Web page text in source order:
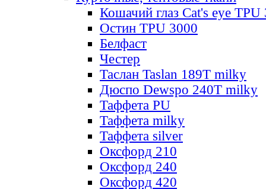
Кошачий глаз Cat's eye TPU
Остин TPU 3000
Белфаст
Честер
Таслан Taslan 189T milky
Дюспо Dewspo 240T milky
Таффета PU
Таффета milky
Таффета silver
Оксфорд 210
Оксфорд 240
Оксфорд 420